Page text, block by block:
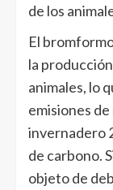
de los
El
la
animales, lo
emisiones
invernadero
de carbono.
objeto de